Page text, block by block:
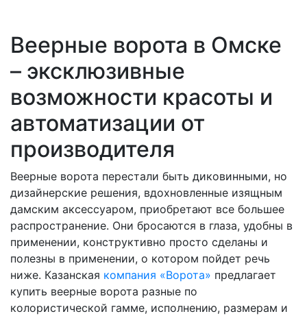
Веерные ворота в Омске
– эксклюзивные
возможности красоты и
автоматизации от
производителя
Веерные ворота перестали быть диковинными, но
дизайнерские решения, вдохновленные изящным
дамским аксессуаром, приобретают все большее
распространение. Они бросаются в глаза, удобны в
применении, конструктивно просто сделаны и
полезны в применении, о котором пойдет речь
ниже. Казанская компания «Ворота» предлагает
купить веерные ворота разные по
колористической гамме, исполнению, размерам и